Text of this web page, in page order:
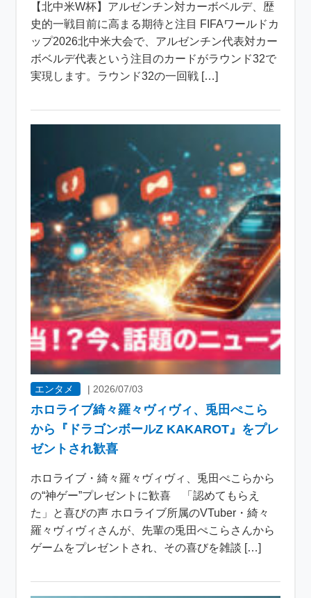
【北中米W杯】アルゼンチン対カーボベルデ、歴
史的一戦目前に高まる期待と注目 FIFAワールドカ
ップ2026北中米大会で、アルゼンチン代表対カー
ボベルデ代表という注目のカードがラウンド32で
実現します。ラウンド32の一回戦 […]
エンタメ | 2026/07/03
ホロライブ綺々羅々ヴィヴィ、兎田ぺこら
から『ドラゴンボールZ KAKAROT』をプレ
ゼントされ歓喜
ホロライブ・綺々羅々ヴィヴィ、兎田ぺこらから
の“神ゲー”プレゼントに歓喜 「認めてもらえ
た」と喜びの声 ホロライブ所属のVTuber・綺々
羅々ヴィヴィさんが、先輩の兎田ぺこらさんから
ゲームをプレゼントされ、その喜びを雑談 […]